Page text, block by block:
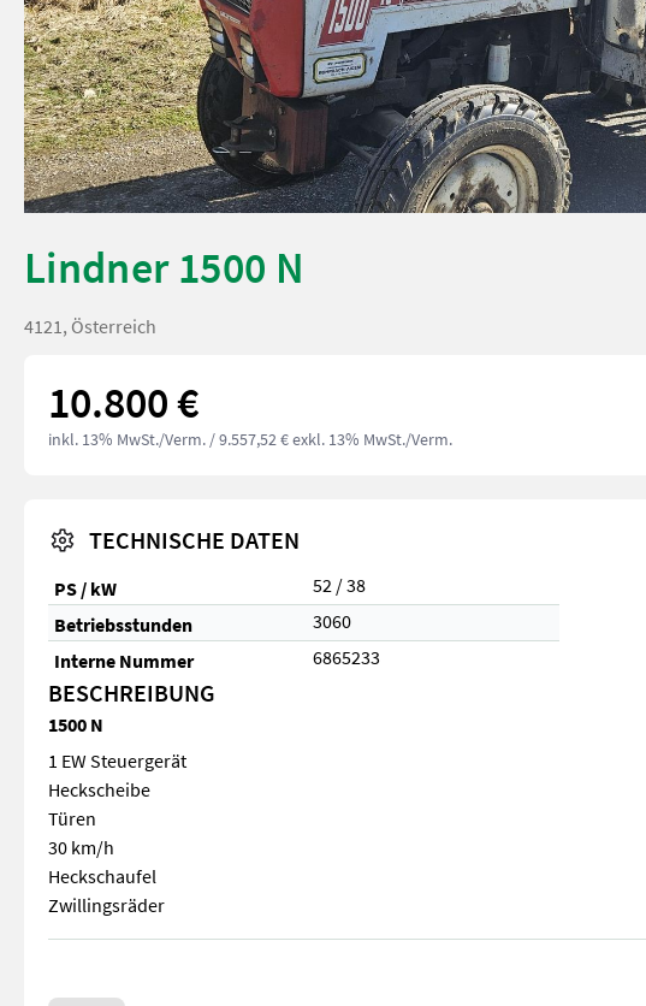
Lindner 1500 N
4121, Österreich
10.800 €
inkl. 13% MwSt./Verm. / 9.557,52 € exkl. 13% MwSt./Verm.
TECHNISCHE DATEN
PS / kW
52 / 38
Betriebsstunden
3060
Interne Nummer
6865233
BESCHREIBUNG
1500 N
1 EW Steuergerät
Heckscheibe
Türen
30 km/h
Heckschaufel
Zwillingsräder
1 EW Steuergerät Heckscheibe Türen 30 km/h Heckschaufel Zwillingsräder